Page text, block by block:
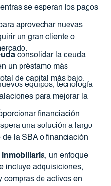
se esperan los pagos
aprovechar nuevas
un gran cliente o
consolidar la deuda
un préstamo más
de capital más bajo.
equipos, tecnología
para mejorar la
financiación
una solución a largo
de la SBA o financiación
inmobiliaria, un enfoque
incluye adquisiciones,
compras de activos en